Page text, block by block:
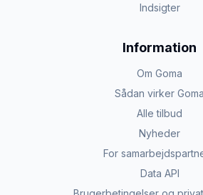
Indsigter
Information
Om Goma
Sådan virker Goma
Alle tilbud
Nyheder
For
Data API